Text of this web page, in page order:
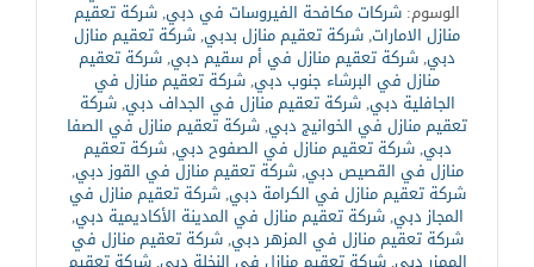
الوسوم: شركات مكافحة الفيروسات في دبي,شركة تعقيم
منازل الامارات,شركة تعقيم منازل بدبي,شركة تعقيم منازل
دبي,شركة تعقيم منازل في أم سقيم دبي,شركة تعقيم
منازل في البرشاء جنوب دبي,شركة تعقيم منازل في
الجافلية دبي,شركة تعقيم منازل في الجداف دبي,شركة
تعقيم منازل في الخوانيج دبي,شركة تعقيم منازل في الصفا
دبي,شركة تعقيم منازل في الصفوح دبي,شركة تعقيم
منازل في القصيص دبي,شركة تعقيم منازل في القوز دبي,
شركة تعقيم منازل في الكرامة دبي,شركة تعقيم منازل في
المجاز دبي,شركة تعقيم منازل في المدينة الأكاديمية دبي,
شركة تعقيم منازل في المزهر دبي,شركة تعقيم منازل في